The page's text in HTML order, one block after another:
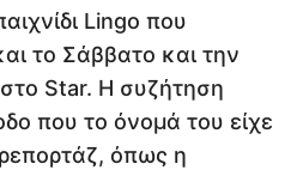
Lingo που
το Σάββατο και την
Star. Η συζήτηση
που το όνομά του είχε
όπως η